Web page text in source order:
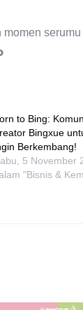
to Bing:
Bingxue
Berkembang!
5 November
"Bisnis &